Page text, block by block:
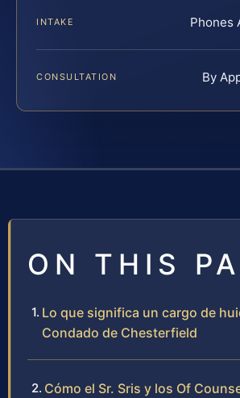
INTAKE Phones
CONSULTATION By
ON THIS
Lo que significa un cargo de
Condado de Chesterfield
Cómo el Sr. Sris y los Of